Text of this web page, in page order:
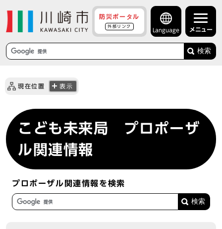
防災ポータル
外部リンク
Language メニュー
検索
現在位置 表示
こども未来局 プロポーザ
ル関連情報
プロポーザル関連情報を検索